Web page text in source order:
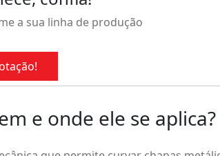
a sua linha de produção